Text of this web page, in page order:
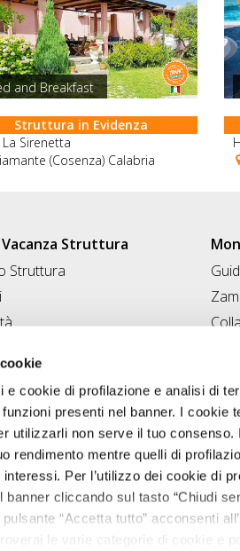
cookie di profilazione e analisi di
presenti nel banner. I cookie
utilizzarli non serve il tuo
rendimento mentre quelli di
Per l’utilizzo dei cookie di
cliccando sul tasto “Chiudi
“Accetta tutto” acconsenti
le varie categorie di cookie e
and Breakfast
Struttura in Evidenza
La Sirenetta
(Cosenza) Calabria
Vacanza Struttura
Struttura